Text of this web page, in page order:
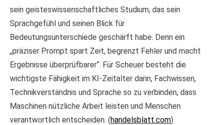
sein geisteswissenschaftliches Studium, das sein
Sprachgefühl und seinen Blick für
Bedeutungsunterschiede geschärft habe. Denn ein
„präziser Prompt spart Zeit, begrenzt Fehler und macht
Ergebnisse überprüfbarer“. Für Scheuer besteht die
wichtigste Fähigkeit im KI-Zeitalter darin, Fachwissen,
Technikverständnis und Sprache so zu verbinden, dass
Maschinen nützliche Arbeit leisten und Menschen
verantwortlich entscheiden. (handelsblatt.com)